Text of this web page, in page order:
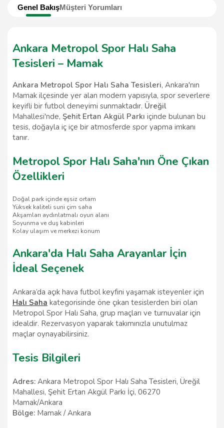
Genel BakışMüşteri Yorumları
Ankara Metropol Spor Halı Saha
Tesisleri – Mamak
Ankara Metropol Spor Halı Saha Tesisleri, Ankara'nın
Mamak ilçesinde yer alan modern yapısıyla, spor severlere
keyifli bir futbol deneyimi sunmaktadır. Üreğil
Mahallesi'nde, Şehit Ertan Akgül Parkı içinde bulunan bu
tesis, doğayla iç içe bir atmosferde spor yapma imkanı
tanır.
Metropol Spor Halı Saha'nın Öne Çıkan
Özellikleri
Doğal park içinde eşsiz ortam
Yüksek kaliteli suni çim saha
Akşamları aydınlatmalı oyun alanı
Soyunma ve duş kabinleri
Kolay ulaşım ve merkezi konum
Ankara'da Halı Saha Arayanlar İçin
İdeal Seçenek
Ankara’da açık hava futbol keyfini yaşamak isteyenler için
Halı Saha kategorisinde öne çıkan tesislerden biri olan
Metropol Spor Halı Saha, grup maçları ve turnuvalar için
idealdir. Rezervasyon yaparak takımınızla unutulmaz
maçlar oynayabilirsiniz.
Tesis Bilgileri
Adres: Ankara Metropol Spor Halı Saha Tesisleri, Üreğil
Mahallesi, Şehit Ertan Akgül Parkı İçi, 06270
Mamak/Ankara
Bölge: Mamak / Ankara